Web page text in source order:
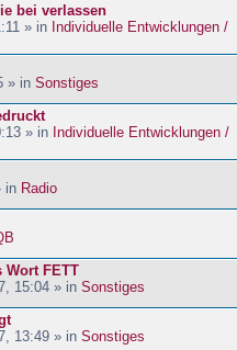
bei verlassen
» in Individuelle Entwicklungen /
» in Sonstiges
» in Individuelle Entwicklungen /
in Radio
Wort FETT
15:04 » in Sonstiges
13:49 » in Sonstiges